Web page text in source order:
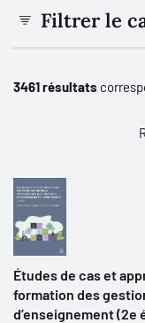
Filtrer le
3461 résultats
Études de cas et
formation des
d’enseignement (2e